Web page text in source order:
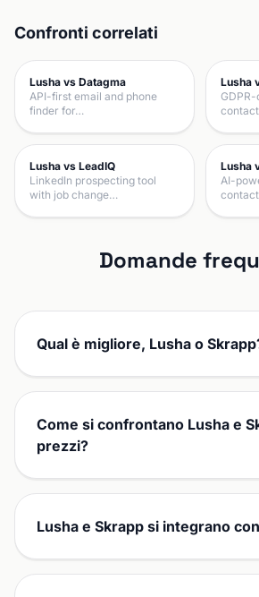
Confronti correlati
Lusha vs Datagma
API-first email and phone
finder for…
Lusha
Lusha vs LeadIQ
LinkedIn prospecting tool
with job change…
Lusha
AI-
Domande
Qual è migliore, Lusha o
Come si confrontano Lusha e
prezzi?
Lusha e Skrapp si integrano